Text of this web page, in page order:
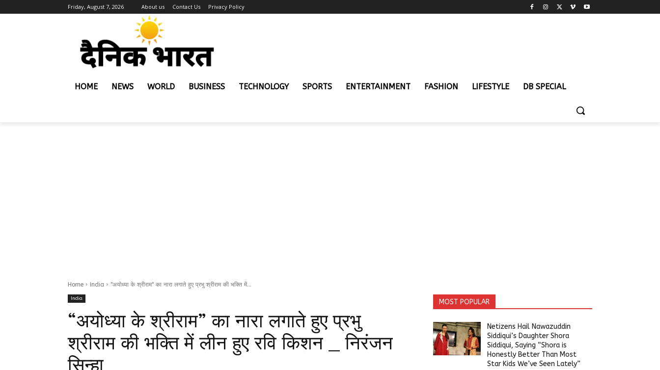
Friday, August 7, 2026 About us Contact Us Privacy Policy
HOME NEWS WORLD BUSINESS TECHNOLOGY SPORTS ENTERTAINMENT FASHION LIFESTYLE DB SPECIAL
Home India "अयोध्या के श्रीराम" का नारा लगाते हुए प्रभु श्रीराम की भक्ति में...
India
“अयोध्या के श्रीराम” का नारा लगाते हुए प्रभु
श्रीराम की भक्ति में लीन हुए रवि किशन _ निरंजन
सिन्हा
MOST POPULAR
Netizens Hail Nawazuddin
Siddiqui’s Daughter Shora
Siddiqui, Saying “Shora is
Honestly Better Than Most
Star Kids We’ve Seen Lately”